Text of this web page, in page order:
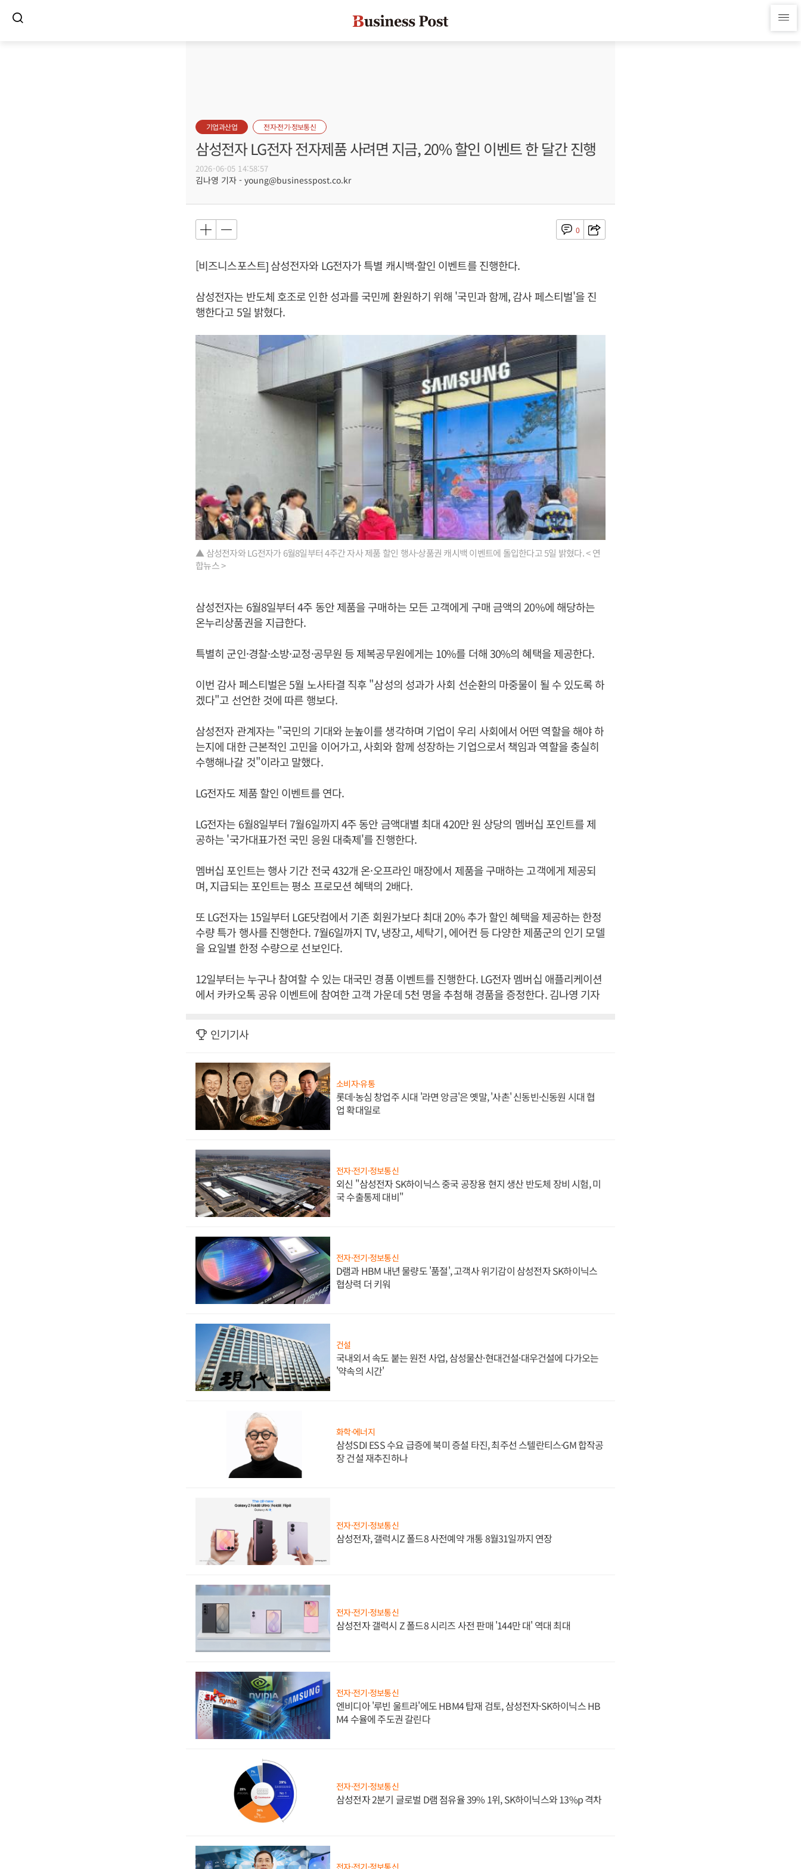
기업과산업 전자·전기·정보통신
삼성전자 LG전자 전자제품 사려면 지금, 20% 할인 이벤트 한 달간 진행
2026-06-05 14:58:57
김나영 기자 - young@businesspost.co.kr
0
[비즈니스포스트] 삼성전자와 LG전자가 특별 캐시백·할인 이벤트를 진행한다.
삼성전자는 반도체 호조로 인한 성과를 국민께 환원하기 위해 '국민과 함께, 감사 페스티벌'을 진
행한다고 5일 밝혔다.
▲ 삼성전자와 LG전자가 6월8일부터 4주간 자사 제품 할인 행사·상품권 캐시백 이벤트에 돌입한다고 5일 밝혔다. < 연
합뉴스 >
삼성전자는 6월8일부터 4주 동안 제품을 구매하는 모든 고객에게 구매 금액의 20%에 해당하는
온누리상품권을 지급한다.
특별히 군인·경찰·소방·교정·공무원 등 제복공무원에게는 10%를 더해 30%의 혜택을 제공한다.
이번 감사 페스티벌은 5월 노사타결 직후 "삼성의 성과가 사회 선순환의 마중물이 될 수 있도록 하
겠다"고 선언한 것에 따른 행보다.
삼성전자 관계자는 "국민의 기대와 눈높이를 생각하며 기업이 우리 사회에서 어떤 역할을 해야 하
는지에 대한 근본적인 고민을 이어가고, 사회와 함께 성장하는 기업으로서 책임과 역할을 충실히
수행해나갈 것"이라고 말했다.
LG전자도 제품 할인 이벤트를 연다.
LG전자는 6월8일부터 7월6일까지 4주 동안 금액대별 최대 420만 원 상당의 멤버십 포인트를 제
공하는 '국가대표가전 국민 응원 대축제'를 진행한다.
멤버십 포인트는 행사 기간 전국 432개 온·오프라인 매장에서 제품을 구매하는 고객에게 제공되
며, 지급되는 포인트는 평소 프로모션 혜택의 2배다.
또 LG전자는 15일부터 LGE닷컴에서 기존 회원가보다 최대 20% 추가 할인 혜택을 제공하는 한정
수량 특가 행사를 진행한다. 7월6일까지 TV, 냉장고, 세탁기, 에어컨 등 다양한 제품군의 인기 모델
을 요일별 한정 수량으로 선보인다.
12일부터는 누구나 참여할 수 있는 대국민 경품 이벤트를 진행한다. LG전자 멤버십 애플리케이션
에서 카카오톡 공유 이벤트에 참여한 고객 가운데 5천 명을 추첨해 경품을 증정한다. 김나영 기자
인기기사
소비자·유통
롯데·농심 창업주 시대 '라면 앙금'은 옛말, '사촌' 신동빈·신동원 시대 협
업 확대일로
전자·전기·정보통신
외신 "삼성전자 SK하이닉스 중국 공장용 현지 생산 반도체 장비 시험, 미
국 수출통제 대비"
전자·전기·정보통신
D램과 HBM 내년 물량도 '품절', 고객사 위기감이 삼성전자 SK하이닉스
협상력 더 키워
건설
국내외서 속도 붙는 원전 사업, 삼성물산·현대건설·대우건설에 다가오는
'약속의 시간'
화학·에너지
삼성SDI ESS 수요 급증에 북미 증설 타진, 최주선 스텔란티스·GM 합작공
장 건설 재추진하나
전자·전기·정보통신
삼성전자, 갤럭시Z 폴드8 사전예약 개통 8월31일까지 연장
전자·전기·정보통신
삼성전자 갤럭시 Z 폴드8 시리즈 사전 판매 '144만 대' 역대 최대
전자·전기·정보통신
엔비디아 '루빈 울트라'에도 HBM4 탑재 검토, 삼성전자·SK하이닉스 HB
M4 수율에 주도권 갈린다
전자·전기·정보통신
삼성전자 2분기 글로벌 D램 점유율 39% 1위, SK하이닉스와 13%p 격차
전자·전기·정보통신